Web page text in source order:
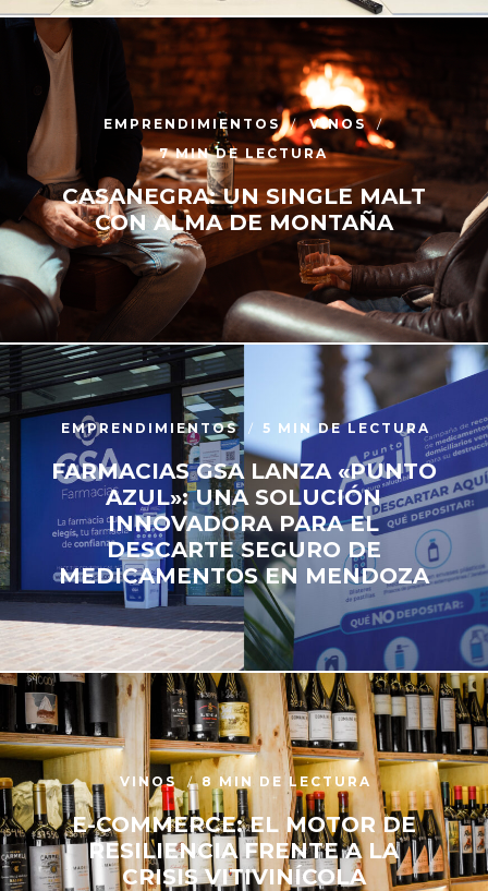
EMPRENDIMIENTOS
VINOS
7 MIN DE LECTURA
CASANEGRA: UN SINGLE MALT
CON ALMA DE MONTAÑA
EMPRENDIMIENTOS 5 MIN DE LECTURA
FARMACIAS GSA LANZA «PUNTO
AZUL»: UNA SOLUCIÓN
INNOVADORA PARA EL
DESCARTE SEGURO DE
MEDICAMENTOS EN MENDOZA
VINOS 8 MIN DE LECTURA
E-COMMERCE: EL MOTOR DE
RESILIENCIA FRENTE A LA
CRISIS VITIVINÍCOLA